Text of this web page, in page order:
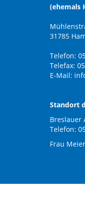
(ehemals
31785
Telefon:
Telefax:
E-Mail:
Standort
Breslauer
Telefon:
Frau